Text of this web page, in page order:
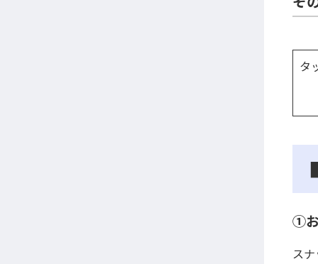
タ
①お
ス